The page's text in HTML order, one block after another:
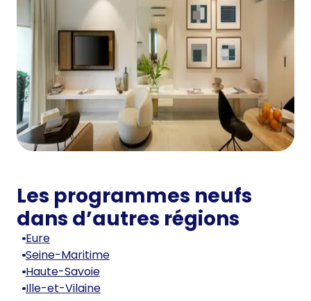
Les programmes neufs
dans d’autres régions
Eure
Seine-Maritime
Haute-Savoie
Ille-et-Vilaine